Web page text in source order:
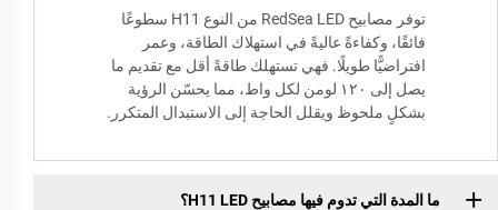
توفر مصابيح RedSea LED من النوع H11 سطوعًا
فائقًا، وكفاءةً عاليةً في استهلاك الطاقة، وعمر
افتراضيًّا طويلًا. فهي تستهلك طاقةً أقل مع تقديم ما
يصل إلى ١٢٠ لومن لكل واط، مما يحسّن الرؤية
بشكلٍ ملحوظ ويقلل الحاجة إلى الاستبدال المتكرر.
ما المدة التي تدوم فيها مصابيح H11 LED؟